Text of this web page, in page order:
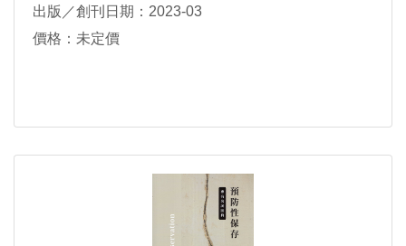
出版／創刊日期：2023-03
價格：未定價